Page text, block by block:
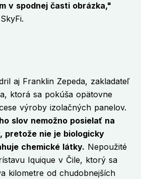
v spodnej časti obrázka,"
aj Franklin Zepeda, zakladateľ
ktorá sa pokúša opätovne
výroby izolačných panelov.
slov nemožno posielať na
pretože nie je biologicky
chemické látky. Nepoužité
Iquique v Čile, ktorý sa
kilometre od chudobnejších